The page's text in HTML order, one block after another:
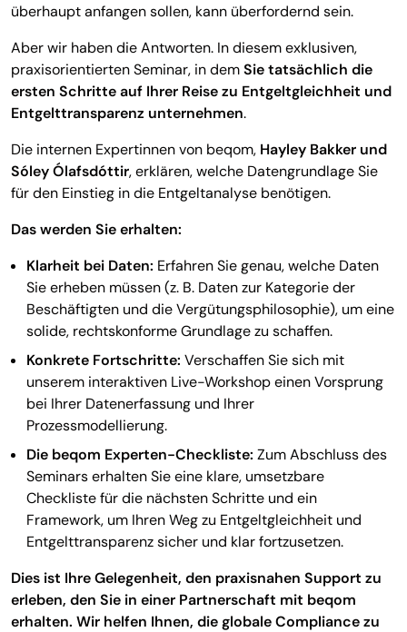
überhaupt anfangen sollen, kann überfordernd sein.
Aber wir haben die Antworten. In diesem exklusiven,
praxisorientierten Seminar, in demSie tatsächlich die
ersten Schritte auf Ihrer Reise zu Entgeltgleichheit und
Entgelttransparenz unternehmen.
Die internen Expertinnen von beqom, Hayley Bakker und
Sóley Ólafsdóttir, erklären, welche Datengrundlage Sie
für den Einstieg in die Entgeltanalyse benötigen.
Das werden Sie erhalten:
Klarheit bei Daten: Erfahren Sie genau, welche Daten
Sie erheben müssen (z. B. Daten zur Kategorie der
Beschäftigten und die Vergütungsphilosophie), um eine
solide, rechtskonforme Grundlage zu schaffen.
Konkrete Fortschritte: Verschaffen Sie sich mit
unserem interaktiven Live-Workshop einen Vorsprung
bei Ihrer Datenerfassung und Ihrer
Prozessmodellierung.
Die beqom Experten-Checkliste: Zum Abschluss des
Seminars erhalten Sie eine klare, umsetzbare
Checkliste für die nächsten Schritte und ein
Framework, um Ihren Weg zu Entgeltgleichheit und
Entgelttransparenz sicher und klar fortzusetzen.
Dies ist Ihre Gelegenheit, den praxisnahen Support zu
erleben, den Sie in einer Partnerschaft mit beqom
erhalten. Wir helfen Ihnen, die globale Compliance zu